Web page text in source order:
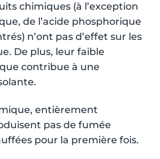
chimiques (à l’exception
de l’acide phosphorique
n’ont pas d’effet sur les
De plus, leur faible
contribue à une
entièrement
pas de fumée
pour la première fois.